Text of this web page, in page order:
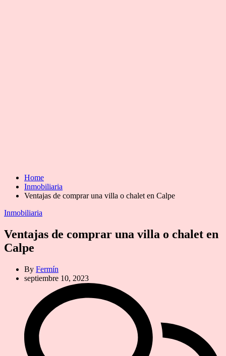
Home
Inmobiliaria
Ventajas de comprar una villa o chalet en Calpe
Categories
Inmobiliaria
Ventajas de comprar una villa o chalet en
Calpe
By Fermín
septiembre 10, 2023